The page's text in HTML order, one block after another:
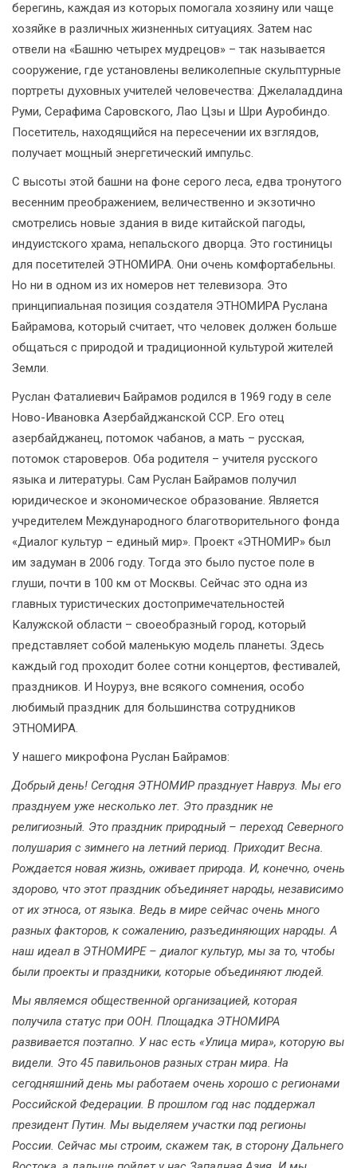
берегинь, каждая из которых помогала хозяину или чаще
хозяйке в различных жизненных ситуациях. Затем нас
отвели на «Башню четырех мудрецов» ­­– так называется
сооружение, где установлены великолепные скульптурные
портреты духовных учителей человечества: Джелаладдина
Руми, Серафима Саровского, Лао Цзы и Шри Ауробиндо.
Посетитель, находящийся на пересечении их взглядов,
получает мощный энергетический импульс.
С высоты этой башни на фоне серого леса, едва тронутого
весенним преображением, величественно и экзотично
смотрелись новые здания в виде китайской пагоды,
индуистского храма, непальского дворца. Это гостиницы
для посетителей ЭТНОМИРА. Они очень комфортабельны.
Но ни в одном из их номеров нет телевизора. Это
принципиальная позиция создателя ЭТНОМИРА Руслана
Байрамова, который считает, что человек должен больше
общаться с природой и традиционной культурой жителей
Земли.
Руслан Фаталиевич Байрамов родился в 1969 году в селе
Ново-Ивановка Азербайджанской ССР. Его отец
азербайджанец, потомок чабанов, а мать – русская,
потомок староверов. Оба родителя – учителя русского
языка и литературы. Сам Руслан Байрамов получил
юридическое и экономическое образование. Является
учредителем Международного благотворительного фонда
«Диалог культур – единый мир». Проект «ЭТНОМИР» был
им задуман в 2006 году. Тогда это было пустое поле в
глуши, почти в 100 км от Москвы. Сейчас это одна из
главных туристических достопримечательностей
Калужской области – своеобразный город, который
представляет собой маленькую модель планеты. Здесь
каждый год проходит более сотни концертов, фестивалей,
праздников. И Ноуруз, вне всякого сомнения, особо
любимый праздник для большинства сотрудников
ЭТНОМИРА.
У нашего микрофона Руслан Байрамов:
Добрый день! Сегодня ЭТНОМИР празднует Навруз. Мы его
празднуем уже несколько лет. Это праздник не
религиозный. Это праздник природный – переход Северного
полушария с зимнего на летний период. Приходит Весна.
Рождается новая жизнь, оживает природа. И, конечно, очень
здорово, что этот праздник объединяет народы, независимо
от их этноса, от языка. Ведь в мире сейчас очень много
разных факторов, к сожалению, разъединяющих народы. А
наш идеал в ЭТНОМИРЕ – диалог культур, мы за то, чтобы
были проекты и праздники, которые объединяют людей.
Мы являемся общественной организацией, которая
получила статус при ООН. Площадка ЭТНОМИРА
развивается поэтапно. У нас есть «Улица мира», которую вы
видели. Это 45 павильонов разных стран мира. На
сегодняшний день мы работаем очень хорошо с регионами
Российской Федерации. В прошлом год нас поддержал
президент Путин. Мы выделяем участки под регионы
России. Сейчас мы строим, скажем так, в сторону Дальнего